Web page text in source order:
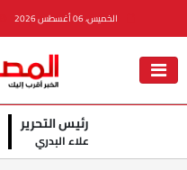
الخميس، 06 أغسطس 2026
رئيس التحرير
علاء البدري